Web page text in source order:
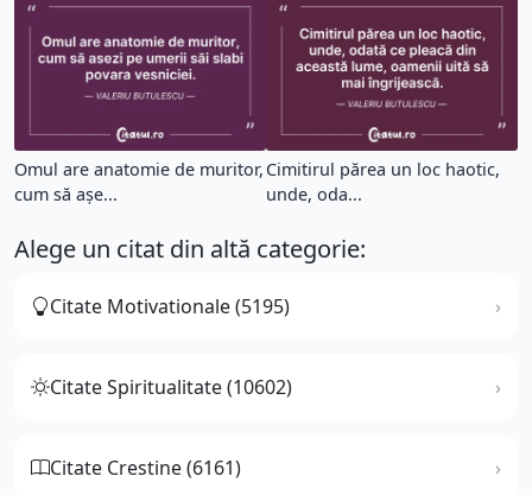
Omul are anatomie de muritor,
cum să așe...
Cimitirul părea un loc haotic,
unde, oda...
Alege un citat din altă categorie:
Citate Motivationale (5195)
Citate Spiritualitate (10602)
Citate Crestine (6161)